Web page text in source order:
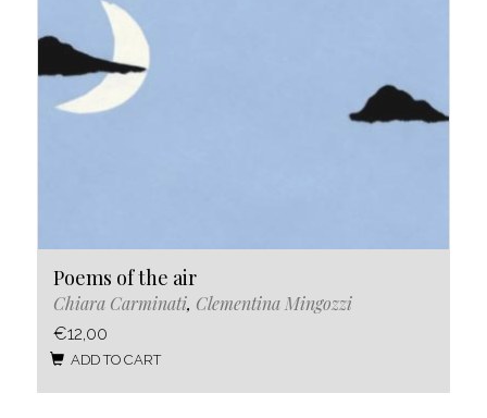
Poems of the air
Chiara Carminati, Clementina Mingozzi
€12,00
ADD TO CART